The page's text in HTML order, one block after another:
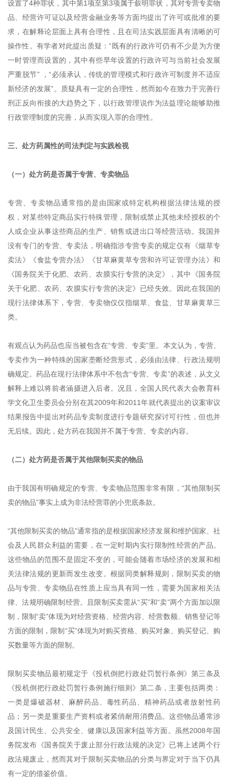
设置了4种罪状，其中第1项至第3项属于叙明罪状，其对专营专卖物
品、经营许可证以及经营金融业务等方面均提出了许可或批准的要
求，在解释论层面上具有合理性，且在司法实践层面具有清晰的可
操作性。有学者对此提出质疑：“既有的行政许可仍有不少是为方便
一时管理而设置的，其中有些早年设置的行政许可与当前社会发展
严重脱节” ，“必须承认，传统的管理模式和行政许可制度并不适应
新经济的发展”。质疑具有一定的合理性，然而如今在致力于完善行
刑正反向衔接的大趋势之下，以行政管理说作为法益理论能够助推
行政管理制度的完善，从而实现入罪的合理性。
三、处方药属性的司法判定与实践检视
（一）处方药是否属于专营、专卖物品
专营、专卖物品通常指的是由国家或特定机构根据法律法规的授
权，对某些特定商品实行特殊管理，限制或禁止其他未经授权的个
人或企业从事这些商品的生产、销售或进出口等经营活动。我国并
没有专门的专营、专卖法，明确指涉专营专卖的规定仅有《烟草专
卖法》《食盐专营办法》《甘草麻黄草专营和许可证管理办法》和
《国务院关于化肥、农药、农膜实行专营的决定》，其中《国务院
关于化肥、农药、农膜实行专营的决定》已经失效。因此在我国的
现行法律体系下，专营、专卖物仅仅指烟草、食盐、甘草麻黄草三
类。
有观点认为药品也应当被包含在“专营、专卖”里。本文认为，专营、
专卖作为一种特殊的国家垄断经营形式，必须由法律、行政法规明
确规定。药品在现行法律体系中不包含“专营、专卖”的表述，从文义
解释上难以将前者涵摄进入后者。况且，全国人民代表大会教育科
学文化卫生委员会分别在其2009年和2011年就代表提出的议案审议
结果报告中提出对药品专卖制度进行专题研究探讨可行性，但也并
无后续。因此，处方药在我国并不属于专营、专卖的内容。
（二）处方药是否属于其他限制买卖的物品
由于我国有明确规定的专营、专卖物品范围非常有限，“其他限制买
卖的物品”事实上成为非法经营罪的小兜底条款。
“其他限制买卖的物品”通常指的是根据国家经济发展和维护国家、社
会及人民群众利益的需要，在一定时期内实行限制性经营的产品。
这些物品的范围不是固定不变的，可能会随着市场经济的发展和相
关法律法规的更新而发生改变。根据同类解释规则，限制买卖的物
品与专营、专卖物品在性质上应当具有同一性，需要为国家相关法
律、法规明确限制经营。且限制买卖需从“买”和“卖”两个方面加以限
制，限制“卖”体现为对经营资格、经营内容、经营数额、销售登记等
方面的限制，限制“买”体现为对购买资格、购买对象、购买登记、购
买数量等方面的限制。
限制买卖物品最初规定于《投机倒把行政处罚暂行条例》第三条及
《投机倒把行政处罚暂行条例施行细则》第二条，主要包括两类：
一类是爆破器材、麻醉药品、毒性药品、精神药品或者放射性药
品；另一类是重要生产资料或者紧俏耐用消费品。这些物品通常涉
及国计民生、公共安全、健康以及国家利益等方面。虽然2008年国
务院发布《国务院关于废止部分行政法规的决定》已将上述两个行
政法规废止，然而其对于限制买卖物品的分类与界定对于当下仍具
有一定的借鉴价值。